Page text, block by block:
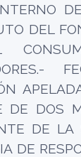
DEL
DE DOS
DE LA
DE